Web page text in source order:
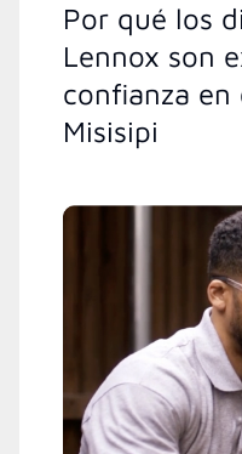
Por qué los
Lennox son
confianza
Misisipi